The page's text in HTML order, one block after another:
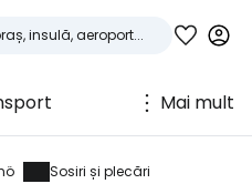
Mai mult
Sosiri și plecări
la